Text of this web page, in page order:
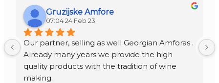
Gruzijske Amfore
07:04 24 Feb 23
Our partner, selling as well Georgian Amforas .
Already many years we provide the high
quality products with the tradition of wine
making.